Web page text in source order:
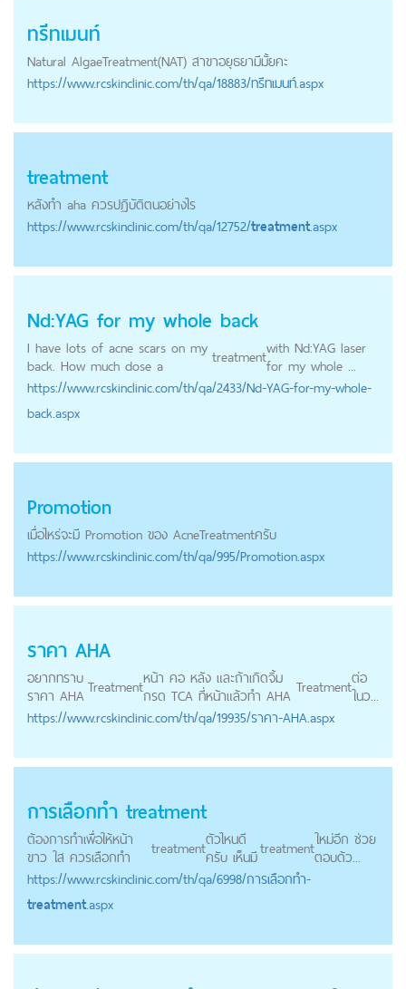
ทรีทเมนท์
Natural AlgaeTreatment(NAT) สาขาอยุธยามีมั้ยคะ
https://www.rcskinclinic.com/th/qa/18883/ทรีทเมนท์.aspx
treatment
หลังทำ aha ควรปฏิบัติตนอย่างไร
https://www.rcskinclinic.com/th/qa/12752/treatment.aspx
Nd:YAG for my whole back
I have lots of acne scars on my
back. How much dose a
treatmentwith Nd:YAG laser
for my whole ...
https://www.rcskinclinic.com/th/qa/2433/Nd-YAG-for-my-whole-
back.aspx
Promotion
เมื่อไหร่จะมี Promotion ของ AcneTreatmentครับ
https://www.rcskinclinic.com/th/qa/995/Promotion.aspx
ราคา AHA
อยากทราบ
ราคา AHATreatmentหน้า คอ หลัง และถ้าเกิดจิ้ม
กรด TCA ที่หน้าแล้วทำ AHA Treatmentต่อ
ในว...
https://www.rcskinclinic.com/th/qa/19935/ราคา-AHA.aspx
การเลือกทำ treatment
ต้องการทำเพื่อให้หน้า
ขาว ใส ควรเลือกทำ
treatmentตัวไหนดี
ครับ เห็นมีtreatmentใหม่อีก ช่วย
ตอบด้ว...
https://www.rcskinclinic.com/th/qa/6998/การเลือกทำ-
treatment.aspx